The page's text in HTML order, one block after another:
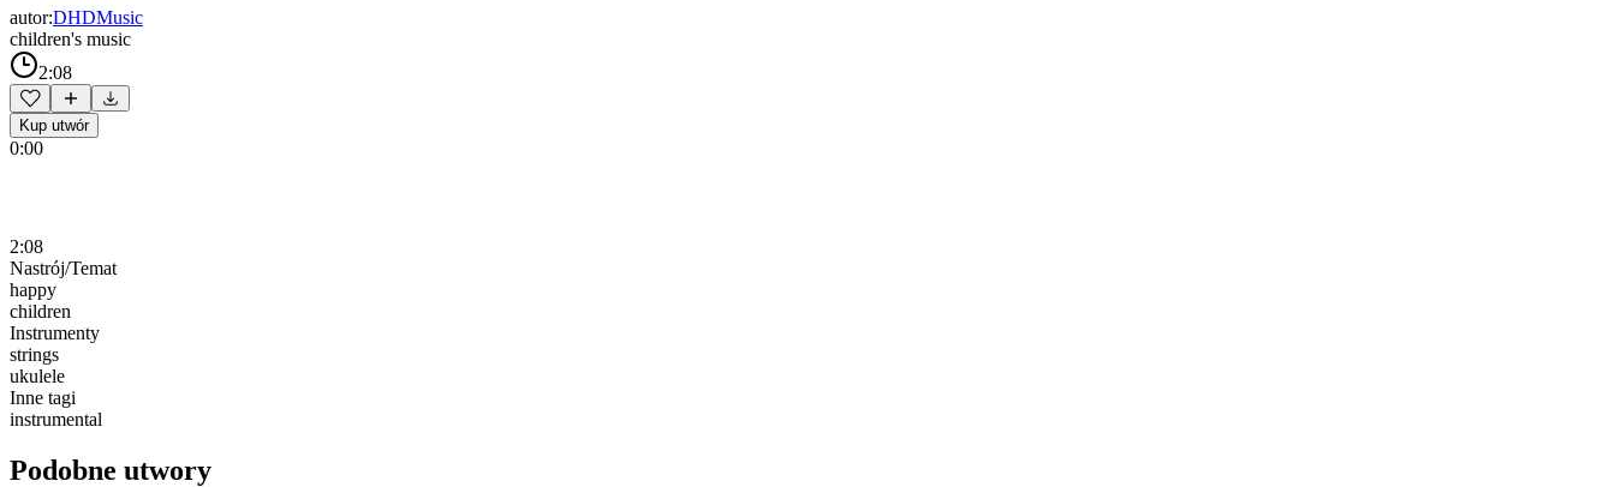
autor:DHDMusic
children's music
2:08
Kup utwór
0:00
2:08
Nastrój/Temat
happy
children
Instrumenty
strings
ukulele
Inne tagi
instrumental
Podobne utwory